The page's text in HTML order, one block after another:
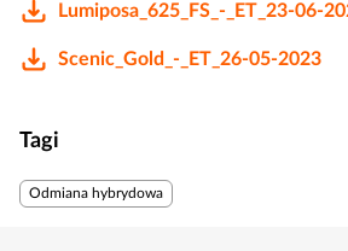
Lumiposa_625_FS_-_ET_23-06-
Scenic_Gold_-_ET_26-05-2023
Tagi
Odmiana hybrydowa